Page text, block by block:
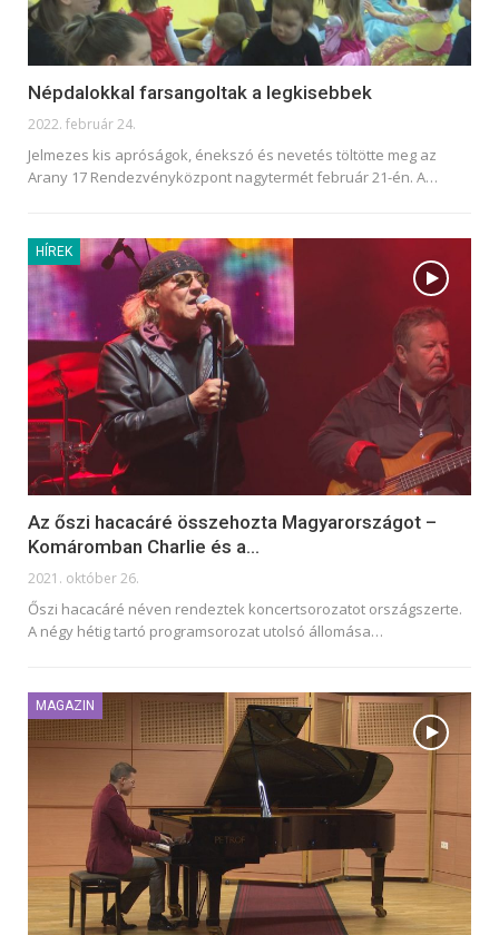
Népdalokkal farsangoltak a legkisebbek
2022. február 24.
Jelmezes kis apróságok, énekszó és nevetés töltötte meg az
Arany 17 Rendezvényközpont nagytermét február 21-én. A…
HÍREK
Az őszi hacacáré összehozta Magyarországot –
Komáromban Charlie és a…
2021. október 26.
Őszi hacacáré néven rendeztek koncertsorozatot országszerte.
A négy hétig tartó programsorozat utolsó állomása…
MAGAZIN